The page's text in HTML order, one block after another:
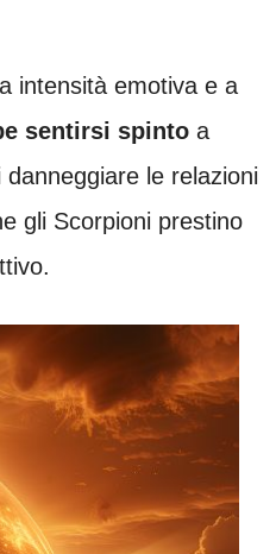
intensità emotiva e a
sentirsi spinto a
le relazioni
gli Scorpioni prestino